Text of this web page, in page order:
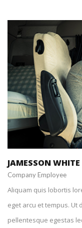
JAMESSON WHITE
Company Employee
Aliquam quis lobortis
eget arcu et tempus. Ut
pellentesque egestas